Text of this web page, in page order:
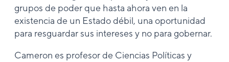
grupos de poder que hasta ahora ven en la
existencia de un Estado débil, una oportunidad
para resguardar sus intereses y no para gobernar.
Cameron es profesor de Ciencias Políticas y